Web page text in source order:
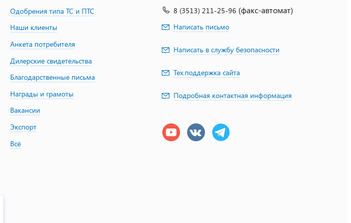
Одобрения типа ТС и ПТС
Наши клиенты
Анкета потребителя
Дилерские свидетельства
Благодарственные письма
Награды и грамоты
Вакансии
Экспорт
Всё
8 (3513) 211-25-96 (факс-автомат)
Написать письмо
Написать в службу безопасности
Тех.поддержка сайта
Подробная контактная информация